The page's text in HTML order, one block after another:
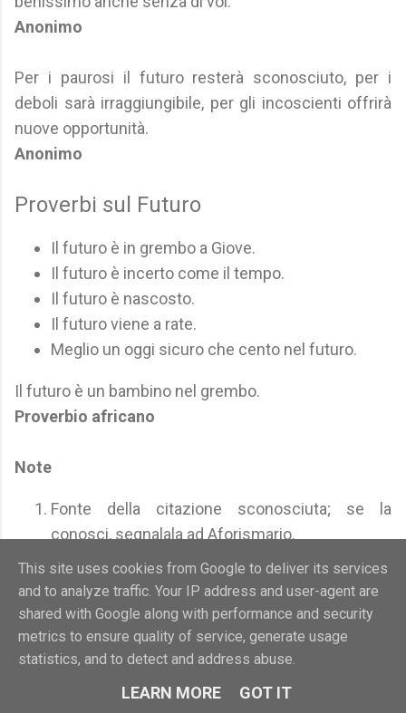
Anonimo
Per i paurosi il futuro resterà sconosciuto, per i
deboli sarà irraggiungibile, per gli incoscienti offrirà
nuove opportunità.
Anonimo
Proverbi sul Futuro
Il futuro è in grembo a Giove.
Il futuro è incerto come il tempo.
Il futuro è nascosto.
Il futuro viene a rate.
Meglio un oggi sicuro che cento nel futuro.
Il futuro è un bambino nel grembo.
Proverbio africano
Note
Fonte della citazione sconosciuta; se la
conosci, segnalala ad Aforismario.
Vedi anche aforismi, frasi e citazioni
su:Avvenire-Domani-Tempo-Passato,
Presente e Futuro
This site uses cookies from Google to deliver its services
and to analyze traffic. Your IP address and user-agent are
shared with Google along with performance and security
metrics to ensure quality of service, generate usage
statistics, and to detect and address abuse.
LEARN MORE GOT IT